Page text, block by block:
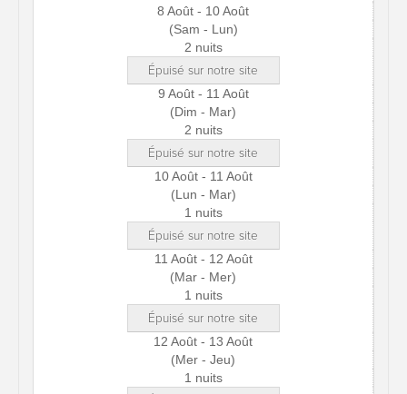
8 Août - 10 Août
(Sam - Lun)
2 nuits
Épuisé sur notre site
9 Août - 11 Août
(Dim - Mar)
2 nuits
Épuisé sur notre site
10 Août - 11 Août
(Lun - Mar)
1 nuits
Épuisé sur notre site
11 Août - 12 Août
(Mar - Mer)
1 nuits
Épuisé sur notre site
12 Août - 13 Août
(Mer - Jeu)
1 nuits